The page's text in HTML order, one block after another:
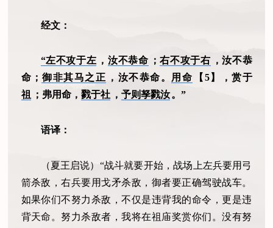
经文：
“左不攻于左 ，汝不恭命 ； 右不攻于右 ，汝不恭
命； 御非其马之正 ，汝不恭命。 用命
【5】，赏于
祖
；弗用命， 戮于社 ， 予则孥戮汝 。”
语译：
（夏王启说）“战斗就要开始，战场上左兵要用弓
箭杀敌，右兵要用戈矛杀敌，御者要正确驾驶战车。
如果你们不努力杀敌，不仅是违背我的命令，更是违
背天命。努力杀敌者，我将在祖庙奖赏你们。没有努